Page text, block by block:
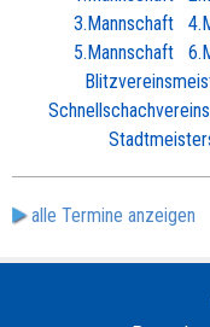
3.Mannschaft
5.Mannschaft
alle Termine anzeigen